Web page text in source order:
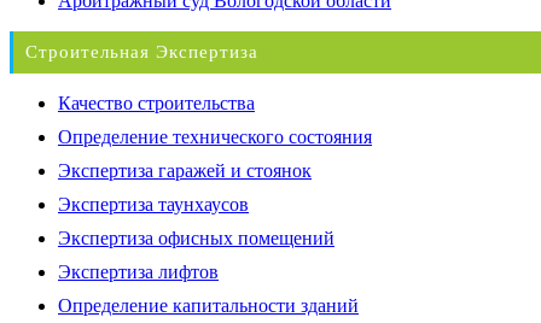
Строительная Экспертиза
Качество строительства
Определение технического состояния
Экспертиза гаражей и стоянок
Экспертиза таунхаусов
Экспертиза офисных помещений
Экспертиза лифтов
Определение капитальности зданий